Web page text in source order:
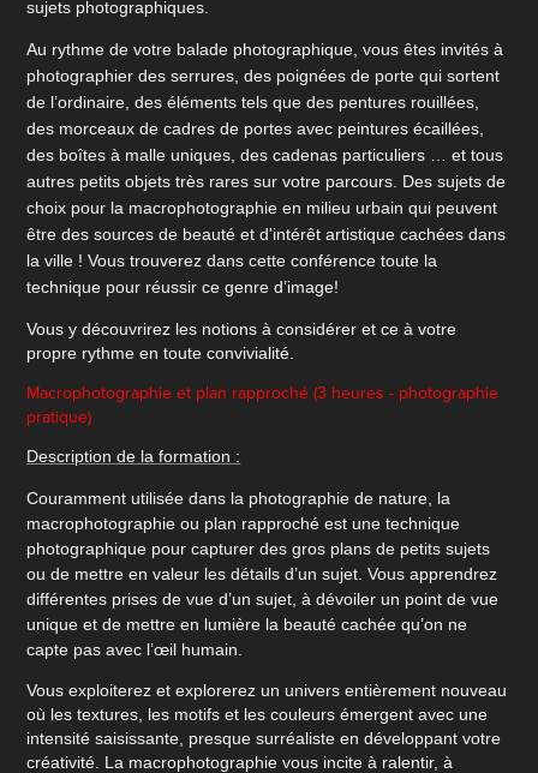
sujets photographiques.
Au rythme de votre balade photographique, vous êtes invités à
photographier des serrures, des poignées de porte qui sortent
de l’ordinaire, des éléments tels que des pentures rouillées,
des morceaux de cadres de portes avec peintures écaillées,
des boîtes à malle uniques, des cadenas particuliers … et tous
autres petits objets très rares sur votre parcours. Des sujets de
choix pour la macrophotographie en milieu urbain qui peuvent
être des sources de beauté et d'intérêt artistique cachées dans
la ville ! Vous trouverez dans cette conférence toute la
technique pour réussir ce genre d’image!
Vous y découvrirez les notions à considérer et ce à votre
propre rythme en toute convivialité.
Macrophotographie et plan rapproché (3 heures - photographie
pratique)
Description de la formation :
Couramment utilisée dans la photographie de nature, la
macrophotographie ou plan rapproché est une technique
photographique pour capturer des gros plans de petits sujets
ou de mettre en valeur les détails d’un sujet. Vous apprendrez
différentes prises de vue d’un sujet, à dévoiler un point de vue
unique et de mettre en lumière la beauté cachée qu’on ne
capte pas avec l’œil humain.
Vous exploiterez et explorerez un univers entièrement nouveau
où les textures, les motifs et les couleurs émergent avec une
intensité saisissante, presque surréaliste en développant votre
créativité. La macrophotographie vous incite à ralentir, à